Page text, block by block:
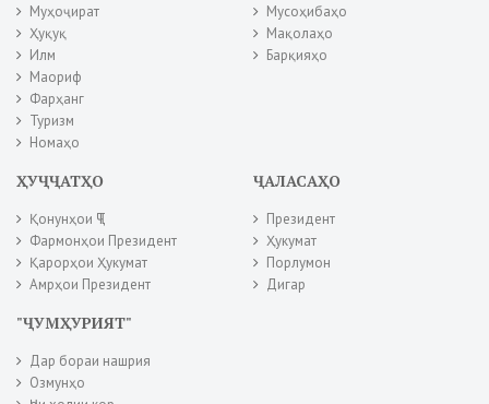
Муҳоҷират
Ҳуқуқ
Илм
Маориф
Фарҳанг
Туризм
Номаҳо
Мусоҳибаҳо
Мақолаҳо
Барқияҳо
ҲУҶҶАТҲО
Қонунҳои ҶТ
Фармонҳои Президент
Қарорҳои Ҳукумат
Амрҳои Президент
ҶАЛАСАҲО
Президент
Ҳукумат
Порлумон
Дигар
"ҶУМҲУРИЯТ"
Дар бораи нашрия
Озмунҳо